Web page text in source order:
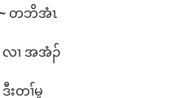
တ​ဘိ​အံၤ
လၢ အအံၣ်